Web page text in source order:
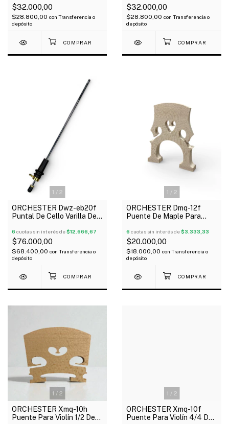
$32.000,00
$28.800,00 con Transferencia o
depósito
$32.000,00
$28.800,00 con Transferencia o
depósito
1 / 2
ORCHESTER Dwz-eb20f
Puntal De Cello Varilla De
6 cuotas sin interés de$12.666,67
$76.000,00
$68.400,00 con Transferencia o
depósito
1 / 2
ORCHESTER Dmq-12f
Puente De Maple Para
6 cuotas sin interés de$3.333,33
$20.000,00
$18.000,00 con Transferencia o
depósito
1 / 2
ORCHESTER Xmq-10h
Puente Para Violín 1/2 De
1 / 2
ORCHESTER Xmq-10f
Puente Para Violín 4/4 De